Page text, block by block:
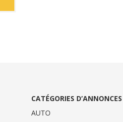
CATÉGORIES D’ANNONCES
AUTO